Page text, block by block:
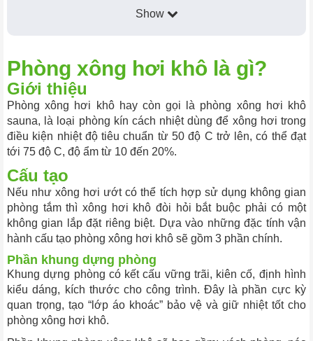
Show
Phòng xông hơi khô là gì?
Giới thiệu
Phòng xông hơi khô hay còn gọi là phòng xông hơi khô
sauna, là loại phòng kín cách nhiệt dùng để xông hơi trong
điều kiện nhiệt độ tiêu chuẩn từ 50 độ C trở lên, có thể đạt
tới 75 độ C, độ ẩm từ 10 đến 20%.
Cấu tạo
Nếu như xông hơi ướt có thể tích hợp sử dụng không gian
phòng tắm thì xông hơi khô đòi hỏi bắt buộc phải có một
không gian lắp đặt riêng biệt. Dựa vào những đặc tính vận
hành cấu tạo phòng xông hơi khô sẽ gồm 3 phần chính.
Phần khung dựng phòng
Khung dựng phòng có kết cấu vững trãi, kiên cố, định hình
kiểu dáng, kích thước cho công trình. Đây là phần cực kỳ
quan trọng, tạo “lớp áo khoác” bảo vệ và giữ nhiệt tốt cho
phòng xông hơi khô.